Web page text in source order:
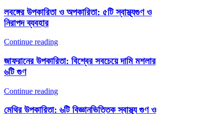
লবঙ্গের উপকারিতা ও অপকারিতা: ৫টি স্বাস্থ্যগুণ ও
নিরাপদ ব্যবহার
Continue reading
জাফরানের উপকারিতা: বিশ্বের সবচেয়ে দামি মশলার
৬টি গুণ
Continue reading
মেথির উপকারিতা: ৬টি বিজ্ঞানভিত্তিক স্বাস্থ্য গুণ ও